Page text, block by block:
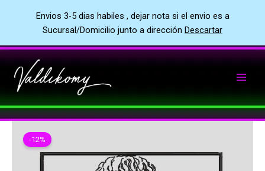
Envios 3-5 dias habiles , dejar nota si el envio es a
Sucursal/Domicilio junto a dirección Descartar
al
contenido
-12%